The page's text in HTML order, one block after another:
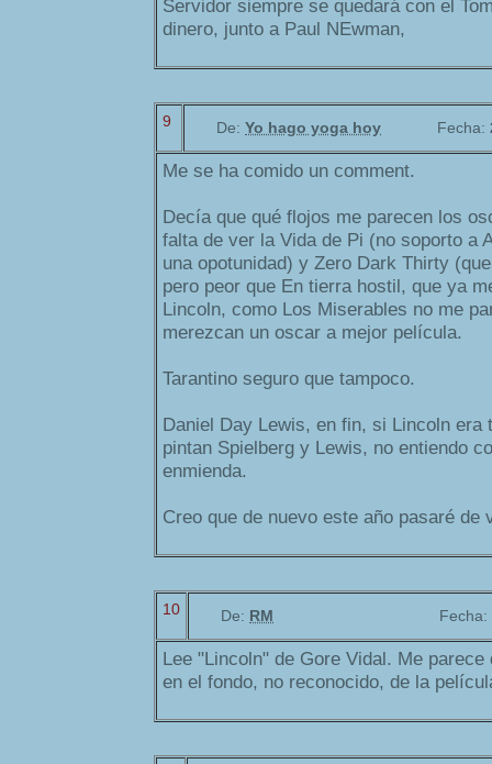
Servidor siempre se quedará con el
dinero, junto a Paul NEwman,
9 De: Yo hago yoga hoy Fecha:
Me se ha comido un comment.
Decía que qué flojos me parecen los
falta de ver la Vida de Pi (no soporto a
una opotunidad) y Zero Dark Thirty
pero peor que En tierra hostil, que ya
Lincoln, como Los Miserables no me
merezcan un oscar a mejor película.
Tarantino seguro que tampoco.
Daniel Day Lewis, en fin, si Lincoln era
pintan Spielberg y Lewis, no entiendo
enmienda.
Creo que de nuevo este año pasaré de
10 De: RM Fecha:
Lee "Lincoln" de Gore Vidal. Me
en el fondo, no reconocido, de la